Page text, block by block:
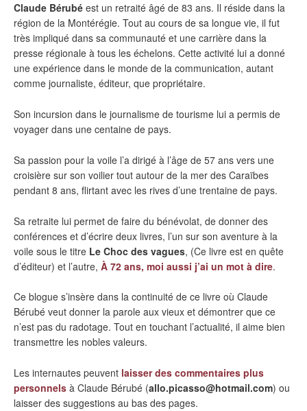
Claude Bérubé est un retraité âgé de 83 ans. Il réside dans la
région de la Montérégie. Tout au cours de sa longue vie, il fut
très impliqué dans sa communauté et une carrière dans la
presse régionale à tous les échelons. Cette activité lui a donné
une expérience dans le monde de la communication, autant
comme journaliste, éditeur, que propriétaire.
Son incursion dans le journalisme de tourisme lui a permis de
voyager dans une centaine de pays.
Sa passion pour la voile l’a dirigé à l’âge de 57 ans vers une
croisière sur son voilier tout autour de la mer des Caraïbes
pendant 8 ans, flirtant avec les rives d’une trentaine de pays.
Sa retraite lui permet de faire du bénévolat, de donner des
conférences et d’écrire deux livres, l’un sur son aventure à la
voile sous le titre Le Choc des vagues, (Ce livre est en quête
d’éditeur) et l’autre, À 72 ans, moi aussi j’ai un mot à dire.
Ce blogue s’insère dans la continuité de ce livre où Claude
Bérubé veut donner la parole aux vieux et démontrer que ce
n’est pas du radotage. Tout en touchant l’actualité, il aime bien
transmettre les nobles valeurs.
Les internautes peuvent laisser des commentaires plus
personnels à Claude Bérubé (allo.picasso@hotmail.com) ou
laisser des suggestions au bas des pages.